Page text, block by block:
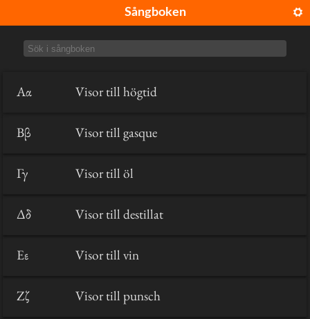
Sångboken
Aα Visor till högtid
Bβ Visor till gasque
Γγ Visor till öl
Δδ Visor till destillat
Eε Visor till vin
Zζ Visor till punsch